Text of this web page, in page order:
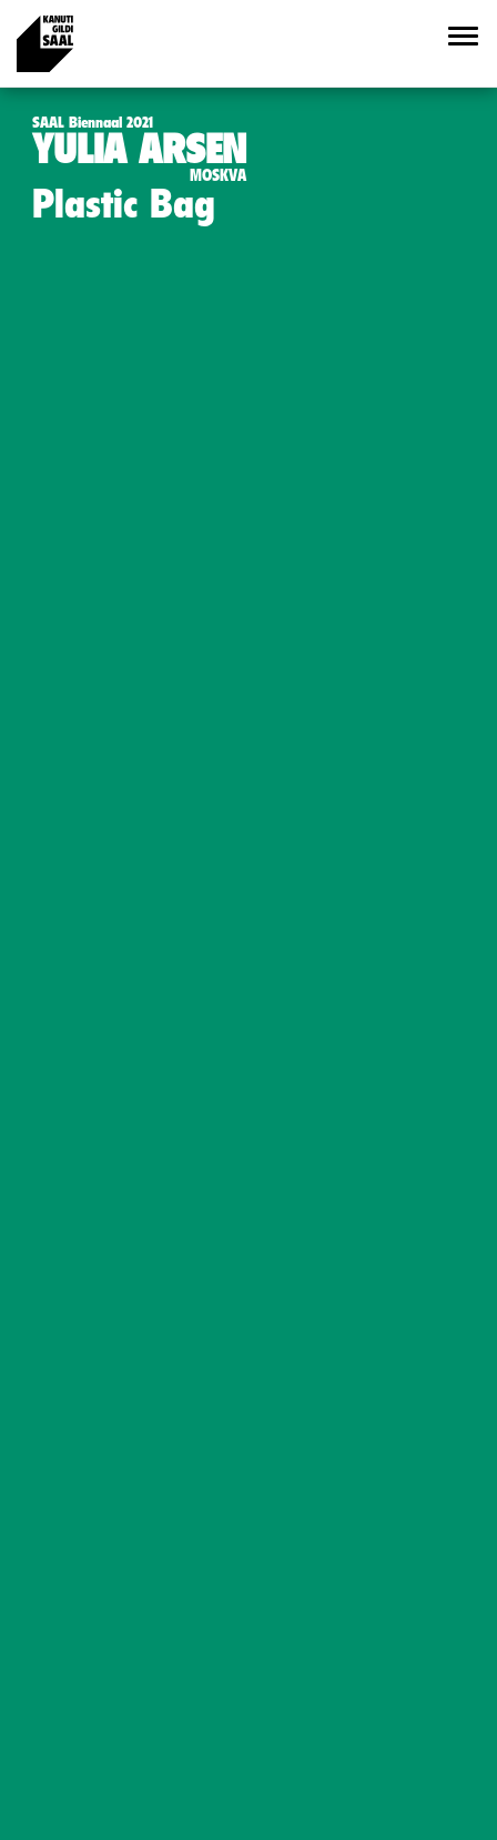
SAAL Biennaal 2021
YULIA ARSEN
MOSKVA
Plastic Bag